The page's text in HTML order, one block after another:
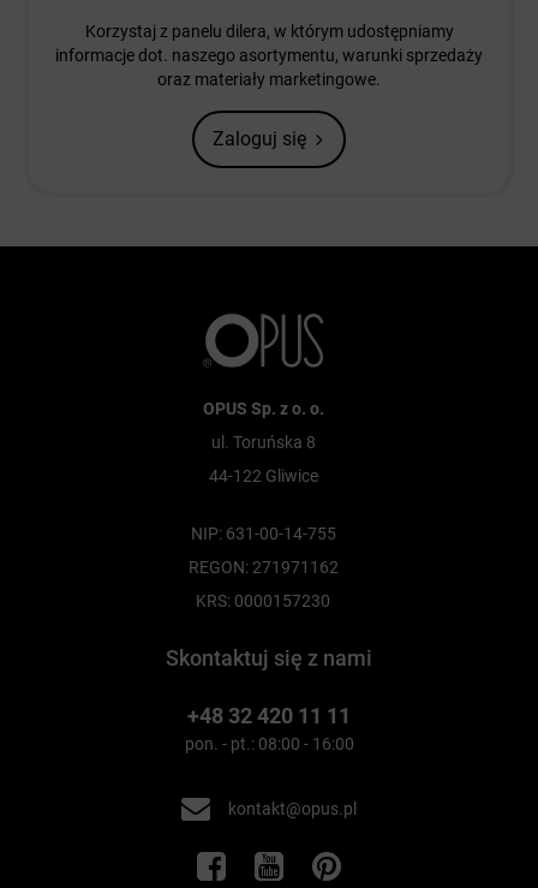
Korzystaj z panelu dilera, w którym udostępniamy
informacje dot. naszego asortymentu, warunki sprzedaży
oraz materiały marketingowe.
Zaloguj się
OPUS Sp. z o. o.
ul. Toruńska 8
44-122 Gliwice
NIP: 631-00-14-755
REGON: 271971162
KRS: 0000157230
Skontaktuj się z nami
+48 32 420 11 11
pon. - pt.: 08:00 - 16:00
kontakt@opus.pl